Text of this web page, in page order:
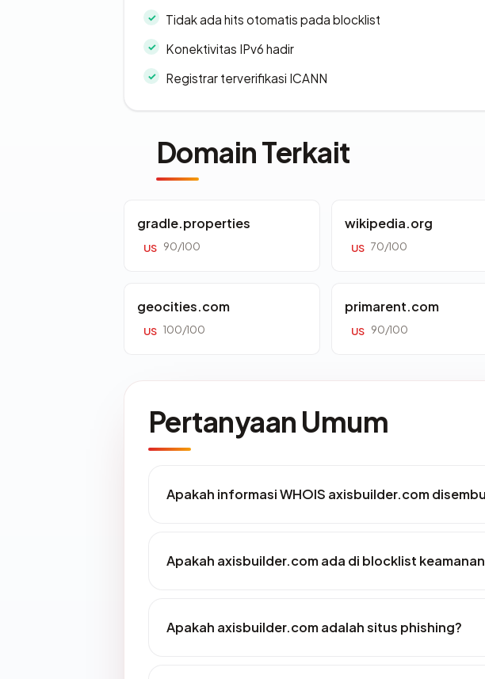
Tidak ada hits otomatis pada blocklist
Konektivitas IPv6 hadir
Registrar terverifikasi ICANN
Domain Terkait
gradle.properties
US 90/100
wikipedia.org
US 70/100
geocities.com
US 100/100
primarent.com
US 90/100
Pertanyaan Umum
Apakah informasi WHOIS axisbuilder.com
Apakah axisbuilder.com ada di blocklist
Apakah axisbuilder.com adalah situs phishing?